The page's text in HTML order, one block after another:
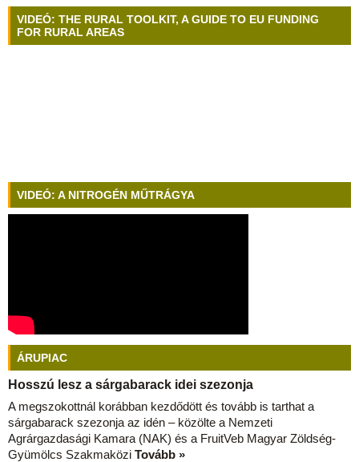
VIDEÓ: THE RURAL TOOLKIT, A GUIDE TO EU FUNDING
FOR RURAL AREAS
VIDEÓ: A NITROGÉN MŰTRÁGYA
ÁRUPIAC
Hosszú lesz a sárgabarack idei szezonja
A megszokottnál korábban kezdődött és tovább is tarthat a
sárgabarack szezonja az idén – közölte a Nemzeti
Agrárgazdasági Kamara (NAK) és a FruitVeb Magyar Zöldség-
Gyümölcs Szakmaközi Tovább »